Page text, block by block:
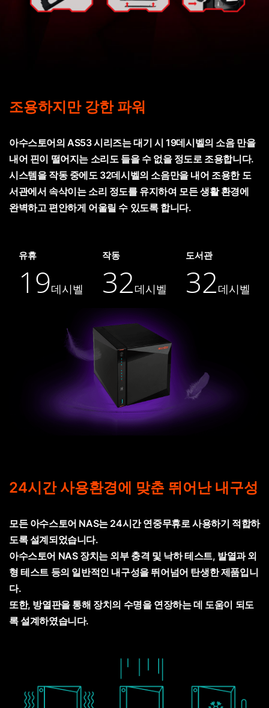
조용하지만 강한 파워
아수스토어의 AS53 시리즈는 대기 시 19데시벨의 소음 만을
내어 핀이 떨어지는 소리도 들을 수 없을 정도로 조용합니다.
시스템을 작동 중에도 32데시벨의 소음만을 내어 조용한 도
서관에서 속삭이는 소리 정도를 유지하여 모든 생활 환경에
완벽하고 편안하게 어울릴 수 있도록 합니다.
유휴
19데시벨
작동
32데시벨
도서관
32데시벨
24시간 사용환경에 맞춘 뛰어난 내구성
모든 아수스토어 NAS는 24시간 연중무휴로 사용하기 적합하
도록 설계되었습니다.
아수스토어 NAS 장치는 외부 충격 및 낙하 테스트, 발열과 외
형 테스트 등의 일반적인 내구성을 뛰어넘어 탄생한 제품입니
다.
또한, 방열판을 통해 장치의 수명을 연장하는 데 도움이 되도
록 설계하였습니다.